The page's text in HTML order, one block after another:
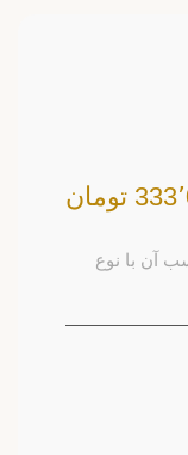
تومان
آن با نوع